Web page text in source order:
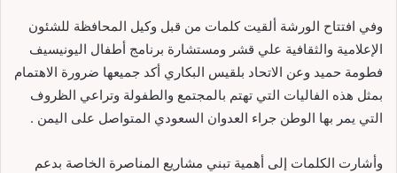
وفي افتتاح الورشة ألقيت كلمات من قبل وكيل المحافظة للشئون
الإعلامية والثقافية علي قشر ومستشارة برنامج أطفال اليونيسيف
فطومة حميد وعن الاتحاد بلقيس البكاري أكد جميعها ضرورة الاهتمام
بمثل هذه الفاليات التي تهتم بالمجتمع والطفولة وتراعي الظروف
التي يمر بها الوطن جراء العدوان السعودي المتواصل على اليمن .
وأشارت الكلمات إلى أهمية تبني مشاريع المناصرة الخاصة بدعم